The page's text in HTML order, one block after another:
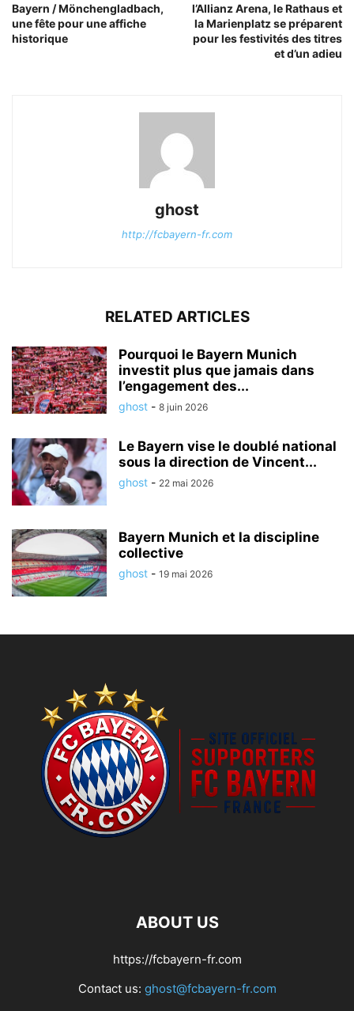
Bayern / Mönchengladbach,
une fête pour une affiche
historique
l’Allianz Arena, le Rathaus et
la Marienplatz se préparent
pour les festivités des titres
et d’un adieu
ghost
http://fcbayern-fr.com
RELATED ARTICLES
Pourquoi le Bayern Munich
investit plus que jamais dans
l’engagement des...
ghost - 8 juin 2026
Le Bayern vise le doublé national
sous la direction de Vincent...
ghost - 22 mai 2026
Bayern Munich et la discipline
collective
ghost - 19 mai 2026
ABOUT US
https://fcbayern-fr.com
Contact us: ghost@fcbayern-fr.com